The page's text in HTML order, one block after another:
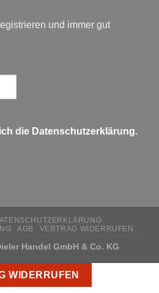
und immer gut
die Datenschutzerklärung.
AGB VERTRAG WIDERRUFEN
Handel GmbH & Co. KG
WIDERRUFEN